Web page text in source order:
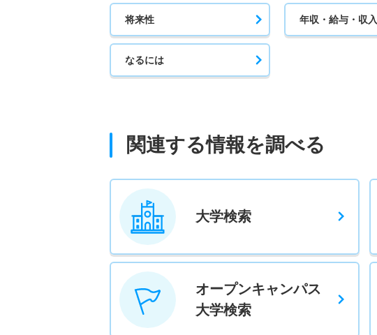
将来性 年収・給与・収入
なるには
関連する情報を調べる
大学検索
オープンキャンパス
大学検索